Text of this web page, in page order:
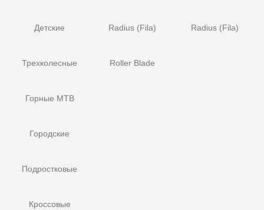
Детские
Трехколесные
Горные MTB
Городские
Подростковые
Кроссовые
Radius (Fila)
Roller Blade
Radius (Fila)